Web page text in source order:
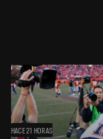
HACE 21 HORAS